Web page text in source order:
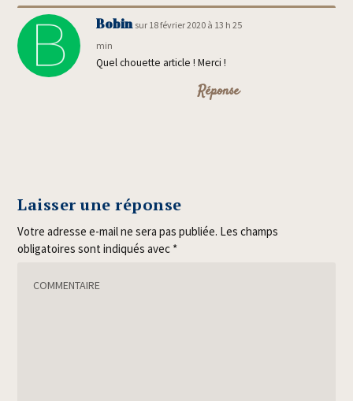
Bobin sur 18 février 2020 à 13 h 25
min
Quel chouette article ! Merci !
Réponse
Laisser une réponse
Votre adresse e-mail ne sera pas publiée. Les champs
obligatoires sont indiqués avec *